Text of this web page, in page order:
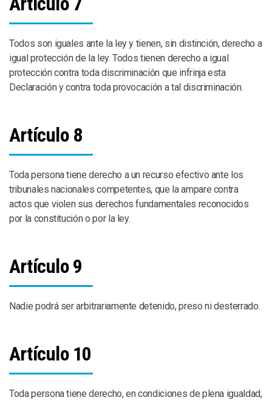
Todos son iguales ante la ley y tienen, sin distinción, derecho a
igual protección de la ley. Todos tienen derecho a igual
protección contra toda discriminación que infrinja esta
Declaración y contra toda provocación a tal discriminación.
Artículo 8
Toda persona tiene derecho a un recurso efectivo ante los
tribunales nacionales competentes, que la ampare contra
actos que violen sus derechos fundamentales reconocidos
por la constitución o por la ley.
Artículo 9
Nadie podrá ser arbitrariamente detenido, preso ni desterrado.
Artículo 10
Toda persona tiene derecho, en condiciones de plena igualdad,